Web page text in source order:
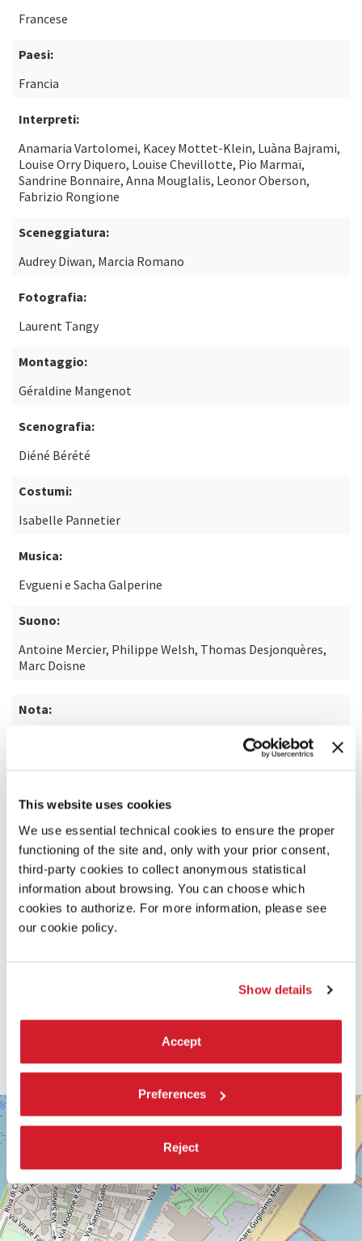
This website uses cookies
We use essential technical cookies to ensure the proper
functioning of the site and, only with your prior consent,
third-party cookies to collect anonymous statistical
information about browsing. You can choose which
cookies to authorize. For more information, please see
our cookie policy.
Show details
Accept
Preferences
Reject
Francese
Paesi:
Francia
Interpreti:
Anamaria Vartolomei, Kacey Mottet-Klein, Luàna Bajrami,
Louise Orry Diquero, Louise Chevillotte, Pio Marmaï,
Sandrine Bonnaire, Anna Mouglalis, Leonor Oberson,
Fabrizio Rongione
Sceneggiatura:
Audrey Diwan, Marcia Romano
Fotografia:
Laurent Tangy
Montaggio:
Géraldine Mangenot
Scenografia:
Diéné Bérété
Costumi:
Isabelle Pannetier
Musica:
Evgueni e Sacha Galperine
Suono:
Antoine Mercier, Philippe Welsh, Thomas Desjonquères,
Marc Doisne
Nota:
dal romanzo "L’événement" di Annie Ernaux
SALA
DARSENA
LUNGOMARE
30126
LIDO
DI
VENEZIA
TEL.
+